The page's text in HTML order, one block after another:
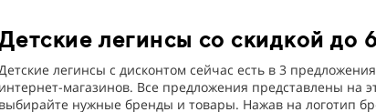
легинсы со скидкой до
легинсы с дисконтом сейчас есть в 3
интернет-магазинов. Все предложения представлены на
выбирайте нужные бренды и товары. Нажав на логотип